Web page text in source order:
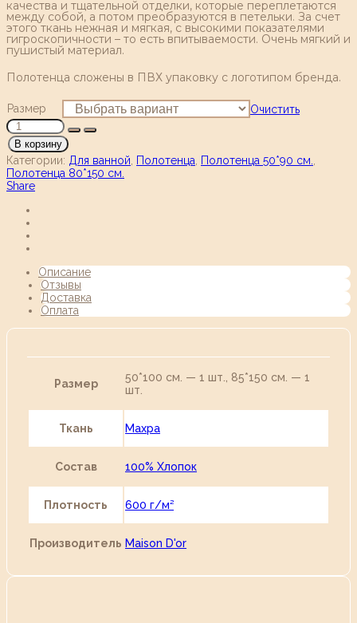
качества и тщательной отделки, которые переплетаются
между собой, а потом преобразуются в петельки. За счет
этого ткань нежная и мягкая, с высокими показателями
гигроскопичности – то есть впитываемости. Очень мягкий и
пушистый материал.
Полотенца сложены в ПВХ упаковку с логотипом бренда.
Размер Очистить
В корзину
Категории: Для ванной Полотенца Полотенца 50*90 см.
Полотенца 80*150 см.
Share
Описание
Отзывы
Доставка
Оплата
Размер
50*100 см. — 1 шт., 85*150 см. — 1
шт.
Ткань Махра
Состав 100% Хлопок
Плотность 600 г/м²
Производитель Maison D'or